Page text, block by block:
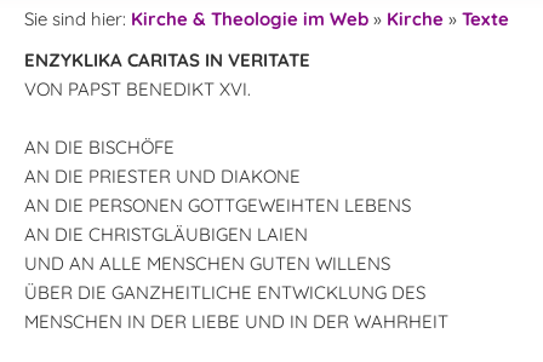
Sie sind hier: Kirche & Theologie im Web » Kirche » Texte
ENZYKLIKA CARITAS IN VERITATE
VON PAPST BENEDIKT XVI.
AN DIE BISCHÖFE
AN DIE PRIESTER UND DIAKONE
AN DIE PERSONEN GOTTGEWEIHTEN LEBENS
AN DIE CHRISTGLÄUBIGEN LAIEN
UND AN ALLE MENSCHEN GUTEN WILLENS
ÜBER DIE GANZHEITLICHE ENTWICKLUNG DES
MENSCHEN IN DER LIEBE UND IN DER WAHRHEIT